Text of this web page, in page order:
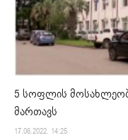
5 სოფლის
მართავს
17.06.2022. 14:25